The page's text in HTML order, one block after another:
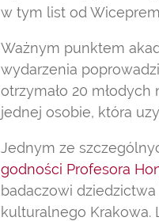
w tym list od
Ważnym punktem
wydarzenia
otrzymało 20
jednej osobie, która
Jednym ze
godności Profesora
badaczowi
kulturalnego Krakowa.